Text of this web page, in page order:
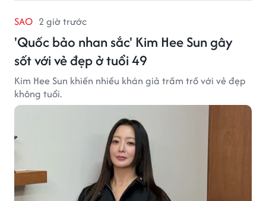
SAO 2 giờ trước
'Quốc bảo nhan sắc' Kim Hee Sun gây
sốt với vẻ đẹp ở tuổi 49
Kim Hee Sun khiến nhiều khán giả trầm trồ với vẻ đẹp
không tuổi.